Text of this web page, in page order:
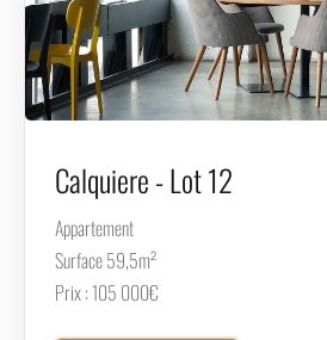
Calquiere - Lot 12
Appartement
Surface 59,5m²
Prix : 105 000€